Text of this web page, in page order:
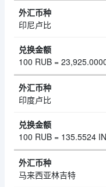
印尼卢比
100 RUB =
印度卢比
100 RUB = 135.5524
马来西亚林吉特